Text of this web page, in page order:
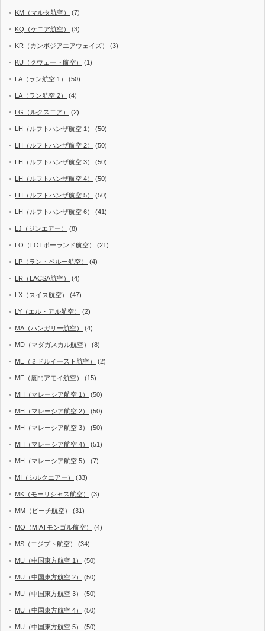
KM（マルタ航空） (7)
KQ（ケニア航空） (3)
KR（カンボジアエアウェイズ） (3)
KU（クウェート航空） (1)
LA（ラン航空 1） (50)
LA（ラン航空 2） (4)
LG（ルクスエア） (2)
LH（ルフトハンザ航空 1） (50)
LH（ルフトハンザ航空 2） (50)
LH（ルフトハンザ航空 3） (50)
LH（ルフトハンザ航空 4） (50)
LH（ルフトハンザ航空 5） (50)
LH（ルフトハンザ航空 6） (41)
LJ（ジンエアー） (8)
LO（LOTポーランド航空） (21)
LP（ラン・ペルー航空） (4)
LR（LACSA航空） (4)
LX（スイス航空） (47)
LY（エル・アル航空） (2)
MA（ハンガリー航空） (4)
MD（マダガスカル航空） (8)
ME（ミドルイースト航空） (2)
MF（厦門アモイ航空） (15)
MH（マレーシア航空 1） (50)
MH（マレーシア航空 2） (50)
MH（マレーシア航空 3） (50)
MH（マレーシア航空 4） (51)
MH（マレーシア航空 5） (7)
MI（シルクエアー） (33)
MK（モーリシャス航空） (3)
MM（ピーチ航空） (31)
MO（MIATモンゴル航空） (4)
MS（エジプト航空） (34)
MU（中国東方航空 1） (50)
MU（中国東方航空 2） (50)
MU（中国東方航空 3） (50)
MU（中国東方航空 4） (50)
MU（中国東方航空 5） (50)